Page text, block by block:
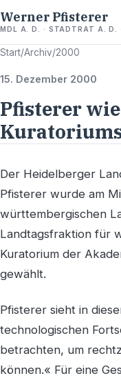
Werner Pfisterer
MDL A. D. · STADTRAT A. D.
Start/Archiv/2000
15. Dezember 2000
Pfisterer
Der Heidelberger
Pfisterer wurde am
württembergischen
Landtagsfraktion für
Kuratorium der
gewählt.
Pfisterer sieht in
technologischen
betrachten, um
können.« Für eine